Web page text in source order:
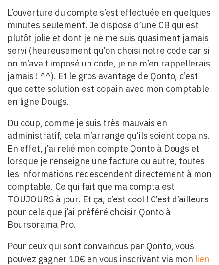
L’ouverture du compte s’est effectuée en quelques
minutes seulement. Je dispose d’une CB qui est
plutôt jolie et dont je ne me suis quasiment jamais
servi (heureusement qu’on choisi notre code car si
on m’avait imposé un code, je ne m’en rappellerais
jamais ! ^^). Et le gros avantage de Qonto, c’est
que cette solution est copain avec mon comptable
en ligne Dougs.
Du coup, comme je suis très mauvais en
administratif, cela m’arrange qu’ils soient copains.
En effet, j’ai relié mon compte Qonto à Dougs et
lorsque je renseigne une facture ou autre, toutes
les informations redescendent directement à mon
comptable. Ce qui fait que ma compta est
TOUJOURS à jour. Et ça, c’est cool ! C’est d’ailleurs
pour cela que j’ai préféré choisir Qonto à
Boursorama Pro.
Pour ceux qui sont convaincus par Qonto, vous
pouvez gagner 10€ en vous inscrivant via mon lien